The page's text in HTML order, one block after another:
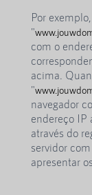
Por
"
com o
acima.
"
navegador
endereço IP
através do
servidor
apresentar